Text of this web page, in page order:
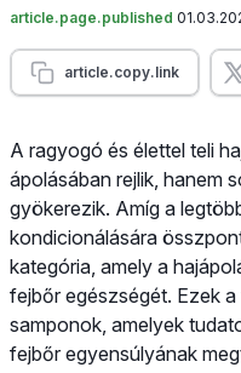
article.page.published
article.copy.link
A ragyogó és élettel teli
ápolásában rejlik, hanem
gyökerezik. Amíg a
kondicionálására
kategória, amely a
fejbőr egészségét. Ezek
samponok, amelyek
fejbőr egyensúlyának